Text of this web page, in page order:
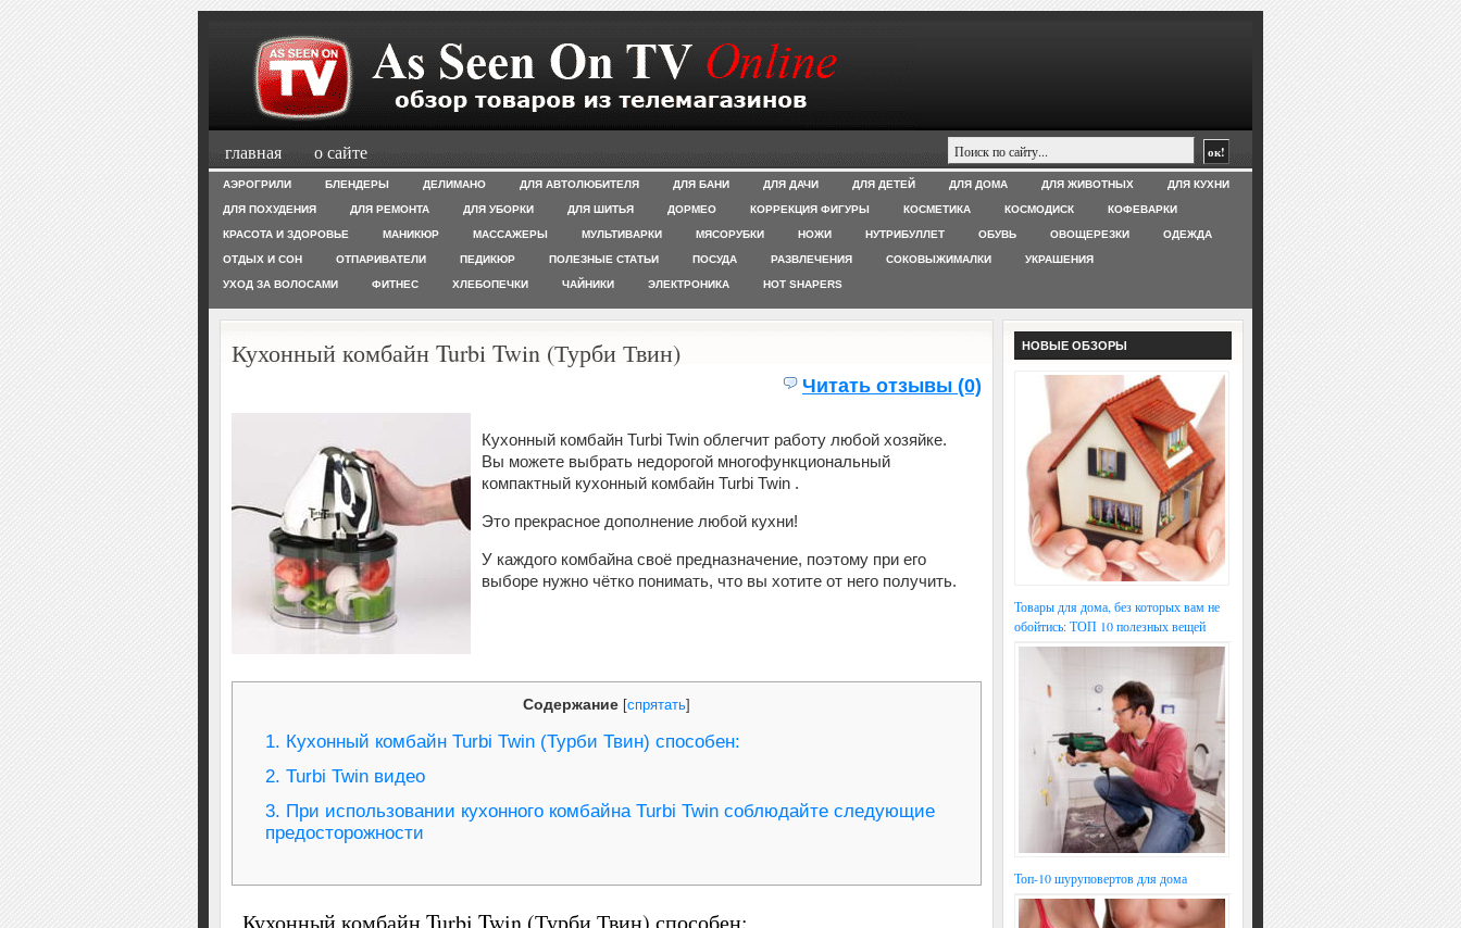
главная о сайте
АЭРОГРИЛИ БЛЕНДЕРЫ ДЕЛИМАНО ДЛЯ АВТОЛЮБИТЕЛЯ ДЛЯ БАНИ ДЛЯ ДАЧИ ДЛЯ ДЕТЕЙ ДЛЯ ДОМА ДЛЯ ЖИВОТНЫХ ДЛЯ КУХНИ
ДЛЯ ПОХУДЕНИЯ ДЛЯ РЕМОНТА ДЛЯ УБОРКИ ДЛЯ ШИТЬЯ ДОРМЕО КОРРЕКЦИЯ ФИГУРЫ КОСМЕТИКА КОСМОДИСК КОФЕВАРКИ
КРАСОТА И ЗДОРОВЬЕ МАНИКЮР МАССАЖЕРЫ МУЛЬТИВАРКИ МЯСОРУБКИ НОЖИ НУТРИБУЛЛЕТ ОБУВЬ ОВОЩЕРЕЗКИ ОДЕЖДА
ОТДЫХ И СОН ОТПАРИВАТЕЛИ ПЕДИКЮР ПОЛЕЗНЫЕ СТАТЬИ ПОСУДА РАЗВЛЕЧЕНИЯ СОКОВЫЖИМАЛКИ УКРАШЕНИЯ
УХОД ЗА ВОЛОСАМИ ФИТНЕС ХЛЕБОПЕЧКИ ЧАЙНИКИ ЭЛЕКТРОНИКА HOT SHAPERS
Кухонный комбайн Turbi Twin (Турби Твин)
Читать отзывы (0)
Кухонный комбайн Turbi Twin облегчит работу любой хозяйке.
Вы можете выбрать недорогой многофункциональный
компактный кухонный комбайн Turbi Twin .
Это прекрасное дополнение любой кухни!
У каждого комбайна своё предназначение, поэтому при его
выборе нужно чётко понимать, что вы хотите от него получить.
Содержание [спрятать]
1. Кухонный комбайн Turbi Twin (Турби Твин) способен:
2. Turbi Twin видео
3. При использовании кухонного комбайна Turbi Twin соблюдайте следующие
предосторожности
НОВЫЕ ОБЗОРЫ
Товары для дома, без которых вам не
обойтись: ТОП 10 полезных вещей
Топ-10 шуруповертов для дома